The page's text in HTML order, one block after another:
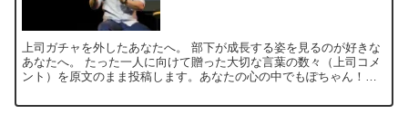
上司ガチャを外したあなたへ。 部下が成長する姿を見るのが好きな
あなたへ。 たった一人に向けて贈った大切な言葉の数々（上司コメ
ント）を原文のまま投稿します。あなたの心の中でもぽちゃん！っ